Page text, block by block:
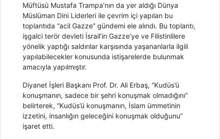
Müftüsü Mustafa Trampa’nın da yer aldığı Dünya
Müslüman Dini Liderleri ile çevrim içi yapılan bu
toplantıda “acil Gazze” gündemi ele alındı. Bu toplantı,
işgalci terör devleti İsrail’in Gazze’ye ve Filistinlilere
yönelik yaptığı saldırılar karşısında yaşananlarla ilgili
yapılabilecekler konusunda istişarelerde bulunmak
amacıyla yapılmıştır.
Diyanet İşleri Başkanı Prof. Dr. Ali Erbaş, “Kudüs’ü
konuşmanın, sadece bir şehri konuşmak olmadığını”
belirterek, “Kudüs’ü konuşmanın, İslam ümmetinin
izzetini, insanlığın geleceğini konuşmak olduğunu”
işaret etti.